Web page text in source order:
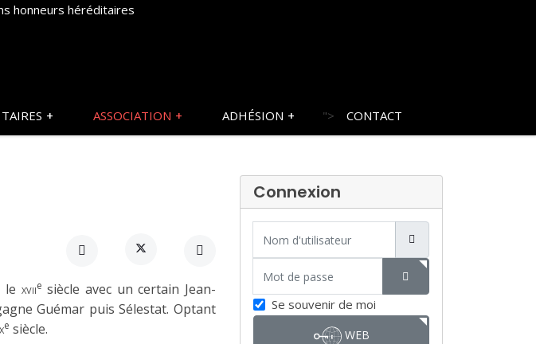
ASSOCIATION ADHÉSION "> CONTACT
le xviie siècle avec un certain Jean-
Guémar puis Sélestat. Optant
e siècle.
Connexion
SHOW PASSWORD
Se souvenir de moi
WEB